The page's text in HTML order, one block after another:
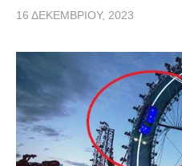
16 ΔΕΚΕΜΒΡΊΟΥ, 2023